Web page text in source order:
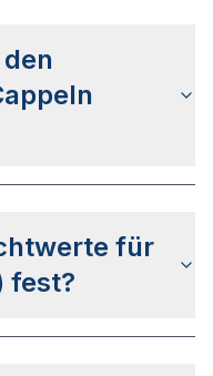
Alternativ
Cloppenburg
für
fest?